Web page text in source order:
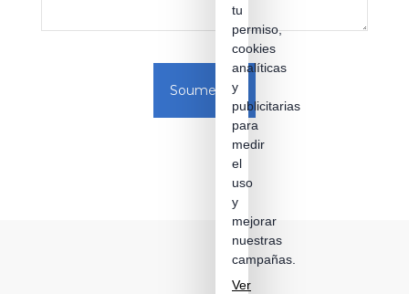
Soumettre
tu
permiso,
cookies
analíticas
y
publicitarias
para
medir
el
uso
y
mejorar
nuestras
campañas.
Ver